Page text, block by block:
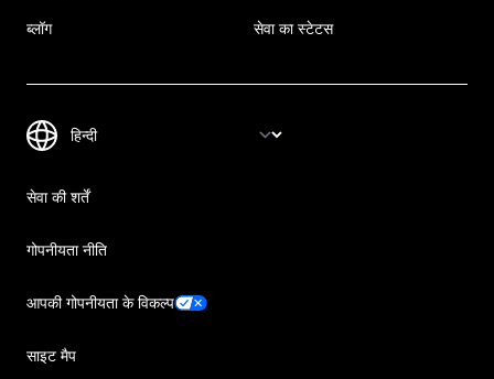
ब्लॉग सेवा का स्टेटस
सेवा की शर्तें
गोपनीयता नीति
आपकी गोपनीयता के विकल्प
साइट मैप